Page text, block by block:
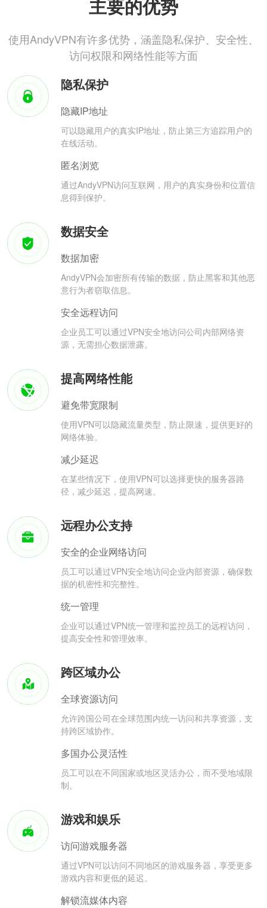
主要的优势
使用AndyVPN有许多优势，涵盖隐私保护、安全性、
访问权限和网络性能等方面
隐私保护
隐藏IP地址
可以隐藏用户的真实IP地址，防止第三方追踪用户的
在线活动。
匿名浏览
通过AndyVPN访问互联网，用户的真实身份和位置信
息得到保护。
数据安全
数据加密
AndyVPN会加密所有传输的数据，防止黑客和其他恶
意行为者窃取信息。
安全远程访问
企业员工可以通过VPN安全地访问公司内部网络资
源，无需担心数据泄露。
提高网络性能
避免带宽限制
使用VPN可以隐藏流量类型，防止限速，提供更好的
网络体验。
减少延迟
在某些情况下，使用VPN可以选择更快的服务器路
径，减少延迟，提高网速。
远程办公支持
安全的企业网络访问
员工可以通过VPN安全地访问企业内部资源，确保数
据的机密性和完整性。
统一管理
企业可以通过VPN统一管理和监控员工的远程访问，
提高安全性和管理效率。
跨区域办公
全球资源访问
允许跨国公司在全球范围内统一访问和共享资源，支
持跨区域协作。
多国办公灵活性
员工可以在不同国家或地区灵活办公，而不受地域限
制。
游戏和娱乐
访问游戏服务器
通过VPN可以访问不同地区的游戏服务器，享受更多
游戏内容和更低的延迟。
解锁流媒体内容